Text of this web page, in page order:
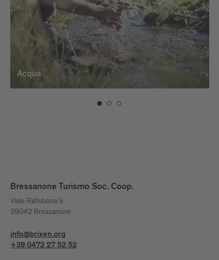
Acqua
Bressanone Turismo Soc. Coop.
Viale Ratisbona 9
39042 Bressanone
info@brixen.org
+39 0472 27 52 52